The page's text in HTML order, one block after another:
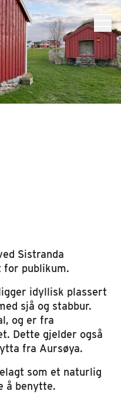
Sistranda
for publikum.
idyllisk plassert
sjå og stabbur.
og er fra
Dette gjelder også
fra Aursøya.
som et naturlig
å benytte.